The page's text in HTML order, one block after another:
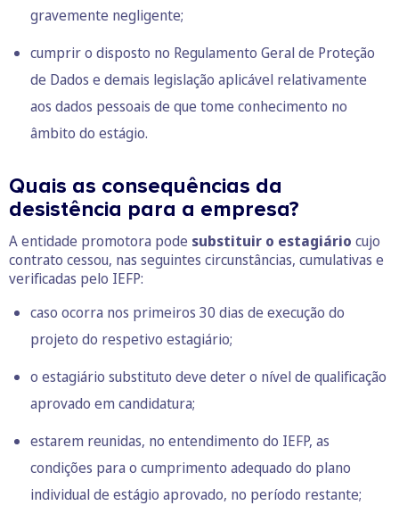
gravemente negligente;
cumprir o disposto no Regulamento Geral de Proteção
de Dados e demais legislação aplicável relativamente
aos dados pessoais de que tome conhecimento no
âmbito do estágio.
Quais as consequências da
desistência para a empresa?
A entidade promotora pode substituir o estagiário cujo
contrato cessou, nas seguintes circunstâncias, cumulativas e
verificadas pelo IEFP:
caso ocorra nos primeiros 30 dias de execução do
projeto do respetivo estagiário;
o estagiário substituto deve deter o nível de qualificação
aprovado em candidatura;
estarem reunidas, no entendimento do IEFP, as
condições para o cumprimento adequado do plano
individual de estágio aprovado, no período restante;